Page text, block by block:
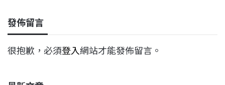
發佈留言
很抱歉，必須登入網站才能發佈留言。